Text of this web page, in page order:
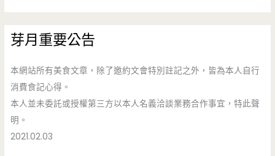
芽月重要公告
本網站所有美食文章，除了邀約文會特別註記之外，皆為本人自行
消費食記心得。
本人並未委託或授權第三方以本人名義洽談業務合作事宜，特此聲
明。
2021.02.03